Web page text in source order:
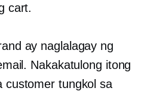
cart.
ay naglalagay ng
Nakakatulong itong
customer tungkol sa